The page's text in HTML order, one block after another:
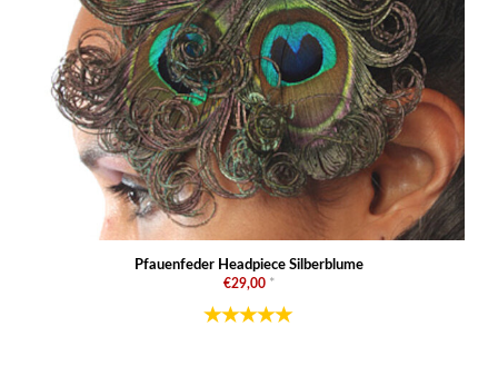
Pfauenfeder Headpiece Silberblume
€29,00 *